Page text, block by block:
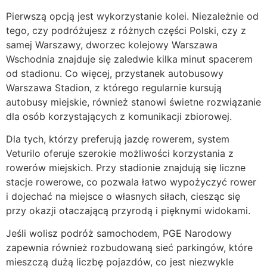
Pierwszą opcją jest wykorzystanie kolei. Niezależnie od
tego, czy podróżujesz z różnych części Polski, czy z
samej Warszawy, dworzec kolejowy Warszawa
Wschodnia znajduje się zaledwie kilka minut spacerem
od stadionu. Co więcej, przystanek autobusowy
Warszawa Stadion, z którego regularnie kursują
autobusy miejskie, również stanowi świetne rozwiązanie
dla osób korzystających z komunikacji zbiorowej.
Dla tych, którzy preferują jazdę rowerem, system
Veturilo oferuje szerokie możliwości korzystania z
rowerów miejskich. Przy stadionie znajdują się liczne
stacje rowerowe, co pozwala łatwo wypożyczyć rower
i dojechać na miejsce o własnych siłach, ciesząc się
przy okazji otaczającą przyrodą i pięknymi widokami.
Jeśli wolisz podróż samochodem, PGE Narodowy
zapewnia również rozbudowaną sieć parkingów, które
mieszczą dużą liczbę pojazdów, co jest niezwykle